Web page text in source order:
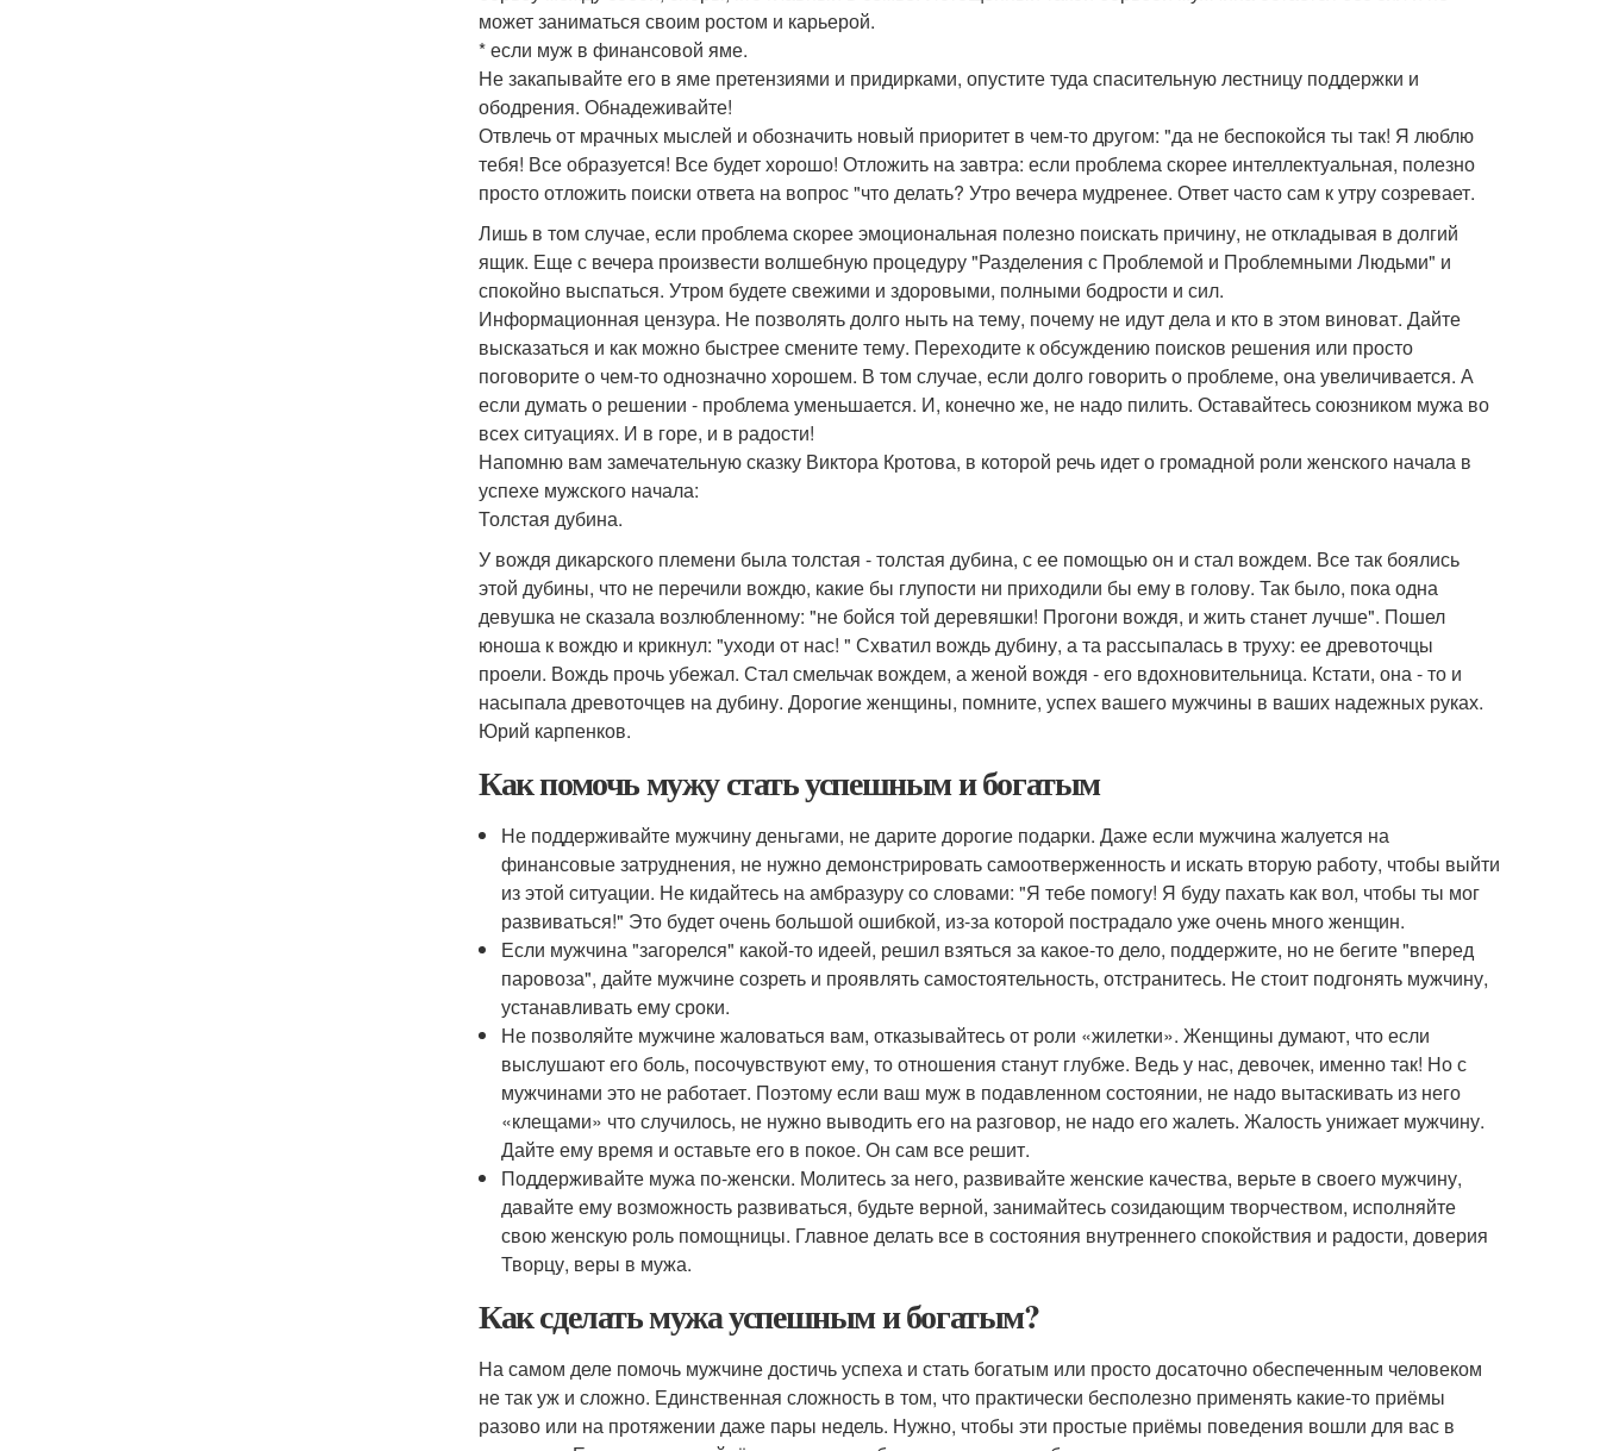
может заниматься своим ростом и карьерой.
* если муж в финансовой яме.
Не закапывайте его в яме претензиями и придирками, опустите туда спасительную лестницу поддержки и
ободрения. Обнадеживайте!
Отвлечь от мрачных мыслей и обозначить новый приоритет в чем-то другом: "да не беспокойся ты так! Я люблю
тебя! Все образуется! Все будет хорошо! Отложить на завтра: если проблема скорее интеллектуальная, полезно
просто отложить поиски ответа на вопрос "что делать? Утро вечера мудренее. Ответ часто сам к утру созревает.
Лишь в том случае, если проблема скорее эмоциональная полезно поискать причину, не откладывая в долгий
ящик. Еще с вечера произвести волшебную процедуру "Разделения с Проблемой и Проблемными Людьми" и
спокойно выспаться. Утром будете свежими и здоровыми, полными бодрости и сил.
Информационная цензура. Не позволять долго ныть на тему, почему не идут дела и кто в этом виноват. Дайте
высказаться и как можно быстрее смените тему. Переходите к обсуждению поисков решения или просто
поговорите о чем-то однозначно хорошем. В том случае, если долго говорить о проблеме, она увеличивается. А
если думать о решении - проблема уменьшается. И, конечно же, не надо пилить. Оставайтесь союзником мужа во
всех ситуациях. И в горе, и в радости!
Напомню вам замечательную сказку Виктора Кротова, в которой речь идет о громадной роли женского начала в
успехе мужского начала:
Толстая дубина.
У вождя дикарского племени была толстая - толстая дубина, с ее помощью он и стал вождем. Все так боялись
этой дубины, что не перечили вождю, какие бы глупости ни приходили бы ему в голову. Так было, пока одна
девушка не сказала возлюбленному: "не бойся той деревяшки! Прогони вождя, и жить станет лучше". Пошел
юноша к вождю и крикнул: "уходи от нас! " Схватил вождь дубину, а та рассыпалась в труху: ее древоточцы
проели. Вождь прочь убежал. Стал смельчак вождем, а женой вождя - его вдохновительница. Кстати, она - то и
насыпала древоточцев на дубину. Дорогие женщины, помните, успех вашего мужчины в ваших надежных руках.
Юрий карпенков.
Как помочь мужу стать успешным и богатым
Не поддерживайте мужчину деньгами, не дарите дорогие подарки. Даже если мужчина жалуется на
финансовые затруднения, не нужно демонстрировать самоотверженность и искать вторую работу, чтобы выйти
из этой ситуации. Не кидайтесь на амбразуру со словами: "Я тебе помогу! Я буду пахать как вол, чтобы ты мог
развиваться!" Это будет очень большой ошибкой, из-за которой пострадало уже очень много женщин.
Если мужчина "загорелся" какой-то идеей, решил взяться за какое-то дело, поддержите, но не бегите "вперед
паровоза", дайте мужчине созреть и проявлять самостоятельность, отстранитесь. Не стоит подгонять мужчину,
устанавливать ему сроки.
Не позволяйте мужчине жаловаться вам, отказывайтесь от роли «жилетки». Женщины думают, что если
выслушают его боль, посочувствуют ему, то отношения станут глубже. Ведь у нас, девочек, именно так! Но с
мужчинами это не работает. Поэтому если ваш муж в подавленном состоянии, не надо вытаскивать из него
«клещами» что случилось, не нужно выводить его на разговор, не надо его жалеть. Жалость унижает мужчину.
Дайте ему время и оставьте его в покое. Он сам все решит.
Поддерживайте мужа по-женски. Молитесь за него, развивайте женские качества, верьте в своего мужчину,
давайте ему возможность развиваться, будьте верной, занимайтесь созидающим творчеством, исполняйте
свою женскую роль помощницы. Главное делать все в состояния внутреннего спокойствия и радости, доверия
Творцу, веры в мужа.
Как сделать мужа успешным и богатым?
На самом деле помочь мужчине достичь успеха и стать богатым или просто досаточно обеспеченным человеком
не так уж и сложно. Единственная сложность в том, что практически бесполезно применять какие-то приёмы
разово или на протяжении даже пары недель. Нужно, чтобы эти простые приёмы поведения вошли для вас в